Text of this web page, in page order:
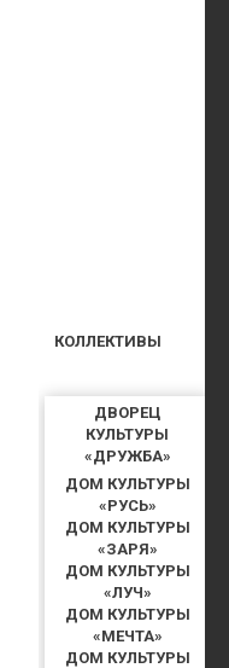
ДВОРЕЦ
КУЛЬТУРЫ
«ДРУЖБА»
ДОМ КУЛЬТУРЫ
«РУСЬ»
ДОМ КУЛЬТУРЫ
«ЗАРЯ»
ДОМ КУЛЬТУРЫ
«ЛУЧ»
ДОМ КУЛЬТУРЫ
«МЕЧТА»
ДОМ КУЛЬТУРЫ
КОЛЛЕКТИВЫ